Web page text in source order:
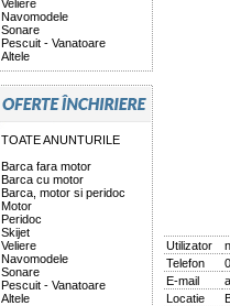
Veliere
Navomodele
Sonare
Pescuit - Vanatoare
Altele
TOATE ANUNTURILE
Barca fara motor
Barca cu motor
Barca, motor si peridoc
Motor
Peridoc
Skijet
Veliere
Navomodele
Sonare
Pescuit - Vanatoare
Altele
Utilizator
Telefon
E-mail
Locatie